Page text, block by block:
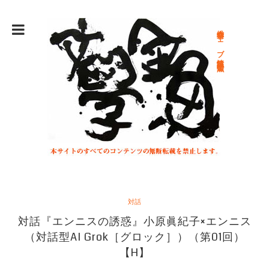
総合文学ウェブ情報誌 文学金魚
対話
対話『エンニスの誘惑』小原眞紀子×エンニス
（対話型AI Grok［グロック］）（第01回）
【H】